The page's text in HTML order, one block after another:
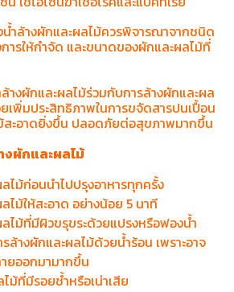
ำล้างผักและผลไม้ควรพิจารณาจากชนิด
ารให้กำจัด และขนาดของผักและผลไม้ที่
างผักและผลไม้ร่วมกับการล้างผักและผล
เพิ่มประสิทธิภาพในการขจัดสารปนเปื้อน
สะอาดยิ่งขึ้น ปลอดภัยต่อสุขภาพมากขึ้น
งผักและผลไม้
ไม้ก่อนนำไปปรุงอาหารทุกครั้ง
ไม้ให้สะอาด อย่างน้อย 5 นาที
ไม้ที่มีผิวขรุขระด้วยแปรงหรือฟองน้ำ
ล้างผักและผลไม้ด้วยน้ำร้อน เพราะอาจ
ยออกมามากขึ้น
ม้ที่มีรอยช้ำหรือเน่าเสีย